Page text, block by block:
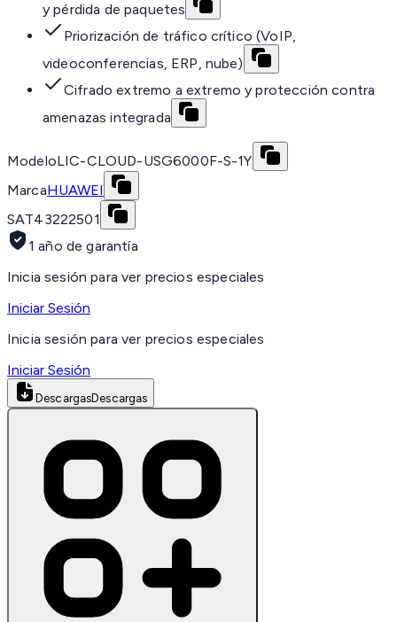
y pérdida de paquetes
Priorización de tráfico crítico (VoIP,
videoconferencias, ERP, nube)
Cifrado extremo a extremo y protección contra
amenazas integrada
ModeloLIC-CLOUD-USG6000F-S-1Y
MarcaHUAWEI
SAT43222501
1 año de garantía
Inicia sesión para ver precios especiales
Iniciar Sesión
Inicia sesión para ver precios especiales
Iniciar Sesión
DescargasDescargas